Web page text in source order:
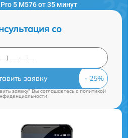
5 M576 от 35 минут
со
заявку
заявку" Вы соглашаетесь cполитикой